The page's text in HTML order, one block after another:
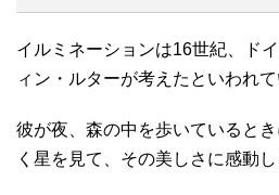
イルミネーションは16世紀、ド
ィン・ルターが考えたといわれて
彼が夜、森の中を歩いていると
く星を見て、その美しさに感動し